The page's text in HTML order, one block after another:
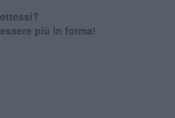
più in forma!